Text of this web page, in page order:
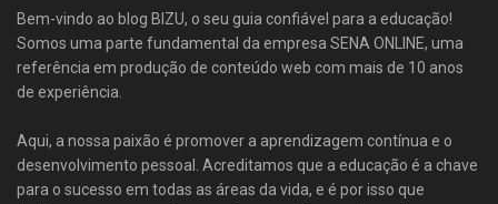
Bem-vindo ao blog BIZU, o seu guia confiável para a educação!
Somos uma parte fundamental da empresa SENA ONLINE, uma
referência em produção de conteúdo web com mais de 10 anos
de experiência.
Aqui, a nossa paixão é promover a aprendizagem contínua e o
desenvolvimento pessoal. Acreditamos que a educação é a chave
para o sucesso em todas as áreas da vida, e é por isso que